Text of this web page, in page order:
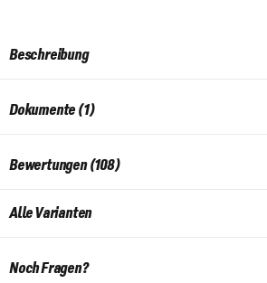
Beschreibung
Dokumente (1)
Bewertungen (108)
Alle Varianten
Noch Fragen?